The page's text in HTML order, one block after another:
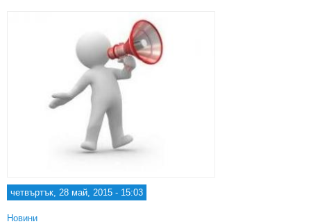
четвъртък, 28 май, 2015 - 15:03
Новини